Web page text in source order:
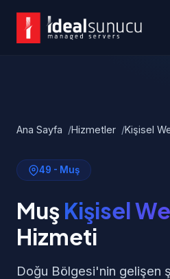
Ana Sayfa Hizmetler Kişisel
49 - Muş
Muş Kişisel
Hizmeti
Doğu Bölgesi'nin gelişen